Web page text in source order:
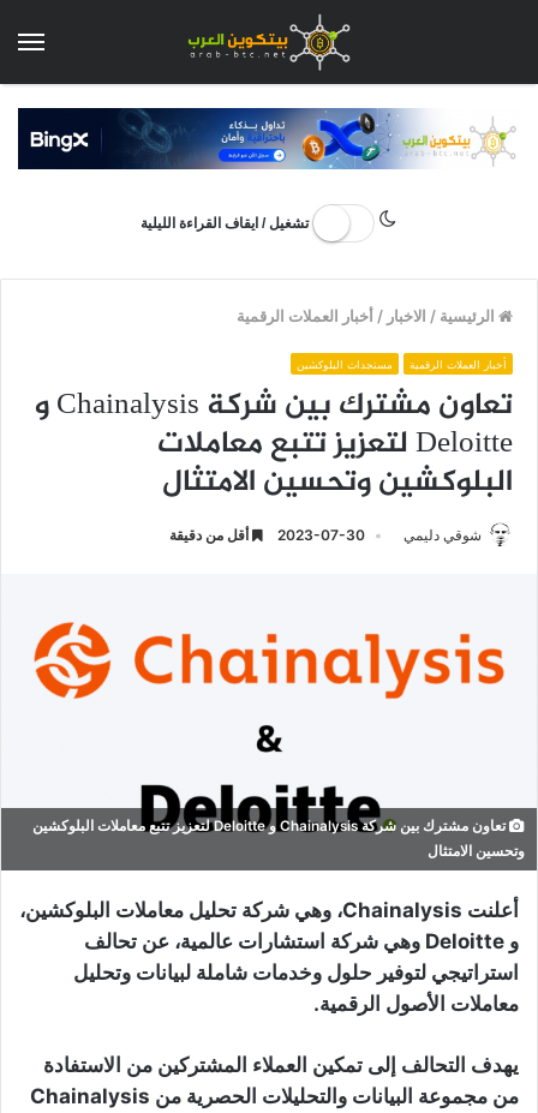
تشغيل / ايقاف القراءة الليلية
الرئيسية / الاخبار /أخبار العملات الرقمية
أخبار العملات الرقمية مستجدات البلوكشين
تعاون مشترك بين شركة Chainalysis و
Deloitte لتعزيز تتبع معاملات
البلوكشين وتحسين الامتثال
شوقي دليمي 2023-07-30 أقل من دقيقة
تعاون مشترك بين شركة Chainalysis و Deloitte لتعزيز تتبع معاملات البلوكشين
وتحسين الامتثال
أعلنت Chainalysis، وهي شركة تحليل معاملات البلوكشين،
و Deloitte وهي شركة استشارات عالمية، عن تحالف
استراتيجي لتوفير حلول وخدمات شاملة لبيانات وتحليل
معاملات الأصول الرقمية.
يهدف التحالف إلى تمكين العملاء المشتركين من الاستفادة
من مجموعة البيانات والتحليلات الحصرية من Chainalysis